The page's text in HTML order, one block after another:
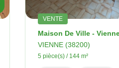
VENTE
VIENNE (38200)
5 pièce(s) / 144 m²